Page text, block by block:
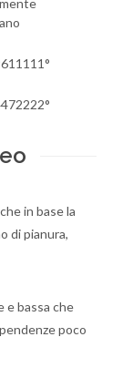
in base la
di pianura,
e bassa che
poco